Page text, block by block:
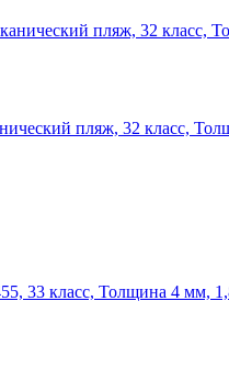
пляж, 32 класс,